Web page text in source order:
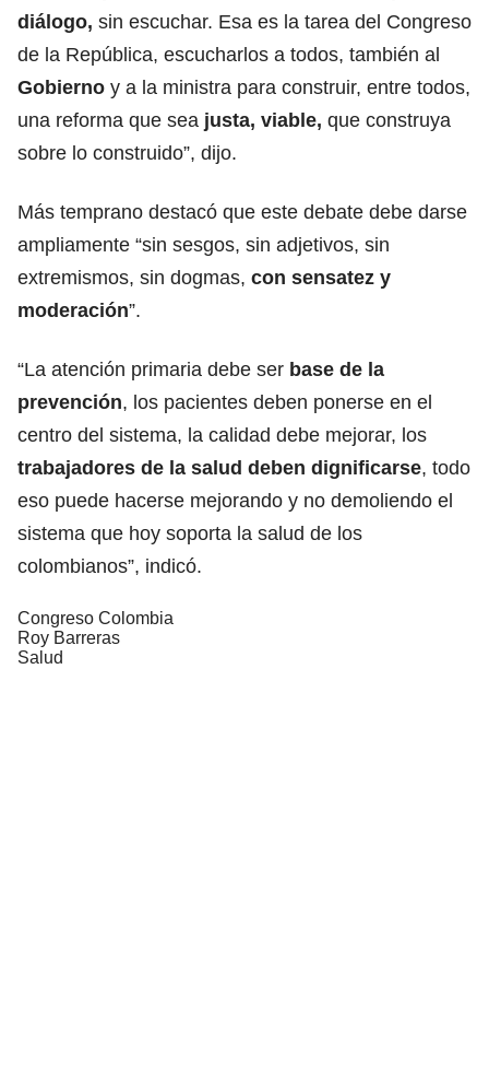
diálogo, sin escuchar. Esa es la tarea del Congreso
de la República, escucharlos a todos, también al
Gobierno y a la ministra para construir, entre todos,
una reforma que sea justa, viable, que construya
sobre lo construido”, dijo.
Más temprano destacó que este debate debe darse
ampliamente “sin sesgos, sin adjetivos, sin
extremismos, sin dogmas, con sensatez y
moderación”.
“La atención primaria debe ser base de la
prevención, los pacientes deben ponerse en el
centro del sistema, la calidad debe mejorar, los
trabajadores de la salud deben dignificarse, todo
eso puede hacerse mejorando y no demoliendo el
sistema que hoy soporta la salud de los
colombianos”, indicó.
Congreso Colombia
Roy Barreras
Salud